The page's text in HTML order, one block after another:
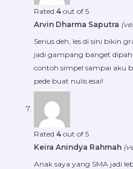
Rated 4 out of 5
Arvin Dharma Saputra
Serius deh, les di sini bikin
jadi gampang banget
contoh simpel sampai aku
pede buat nulis esai!
Rated 4 out of 5
Keira Anindya Rahmah
Anak saya yang SMA jadi